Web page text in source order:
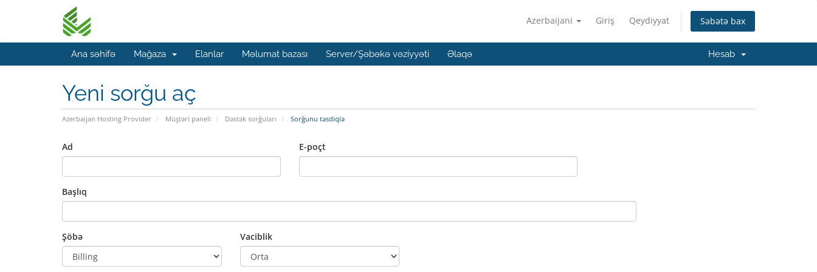
Azerbaijani Giriş Qeydiyyat Səbətə bax
Ana səhifə Mağaza Elanlar Məlumat bazası Server/Şəbəkə vəziyyəti Əlaqə Hesab
Yeni sorğu aç
Azerbaijan Hosting Provider Müştəri paneli Dəstək sorğuları Sorğunu təsdiqlə
Ad E-poçt
Başlıq
Şöbə Vaciblik